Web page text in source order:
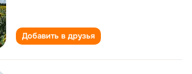
Добавить в друзья